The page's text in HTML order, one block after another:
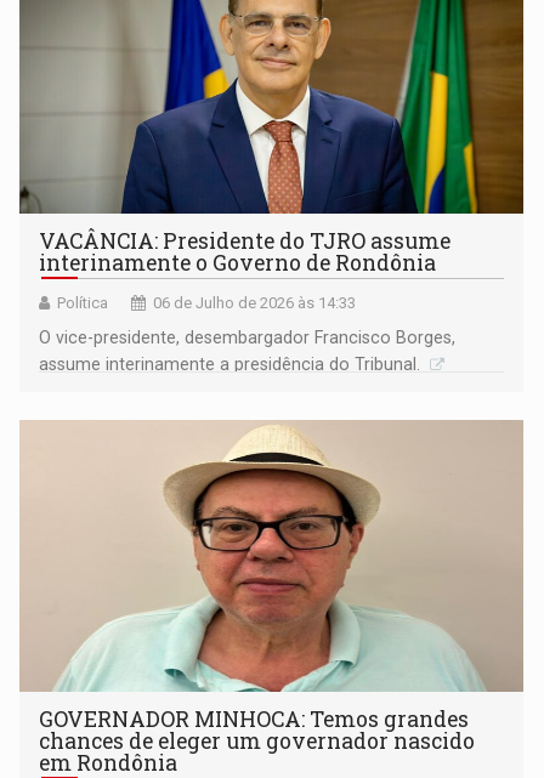
VACÂNCIA: Presidente do TJRO assume
interinamente o Governo de Rondônia
Política 06 de Julho de 2026 às 14:33
O vice-presidente, desembargador Francisco Borges,
assume interinamente a presidência do Tribunal.
GOVERNADOR MINHOCA: Temos grandes
chances de eleger um governador nascido
em Rondônia